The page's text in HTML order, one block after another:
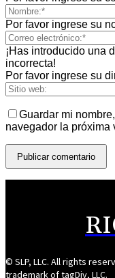
Por favor ingrese su
¡Has introducido una
incorrecta!
Por favor ingrese su
Guardar mi
navegador la próxima
© SLP, LLC. All rights
trademark of tagDiv, LLC.